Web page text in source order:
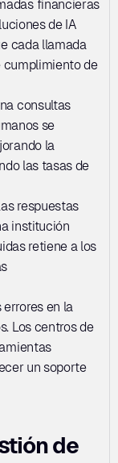
financieras
de IA
cada llamada
cumplimiento de
consultas
se
la
las tasas de
respuestas
institución
retiene a los
errores en la
Los centros de
un soporte
de